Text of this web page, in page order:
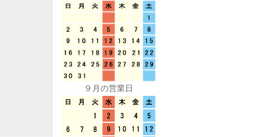
９月の営業日